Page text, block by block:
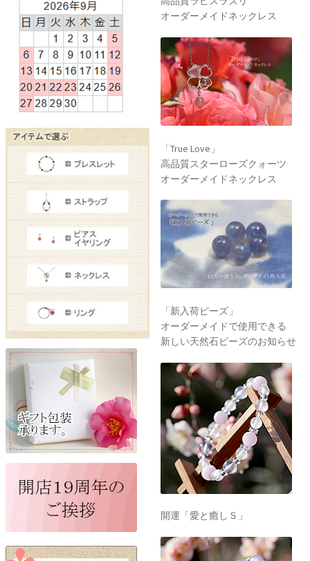
オーダーメイドネックレス
「True Love」
高品質スターローズクォーツ
オーダーメイドネックレス
「新入荷ビーズ」
オーダーメイドで使用できる
新しい天然石ビーズのお知らせ
開運「愛と癒しＳ」